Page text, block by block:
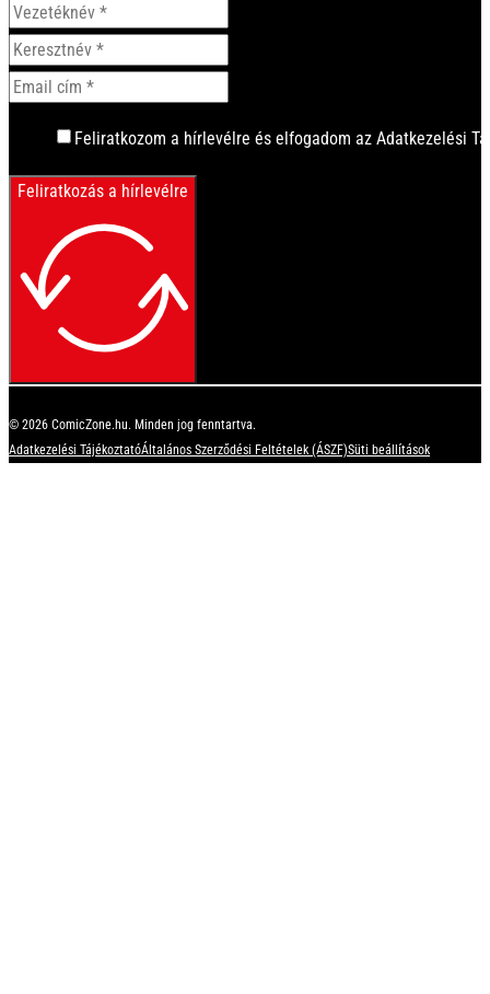
Feliratkozom a hírlevélre és elfogadom az Adatkezelési
Feliratkozás a hírlevélre
© 2026 ComicZone.hu. Minden jog fenntartva.
Adatkezelési TájékoztatóÁltalános Szerződési Feltételek (ÁSZF)Süti beállítások